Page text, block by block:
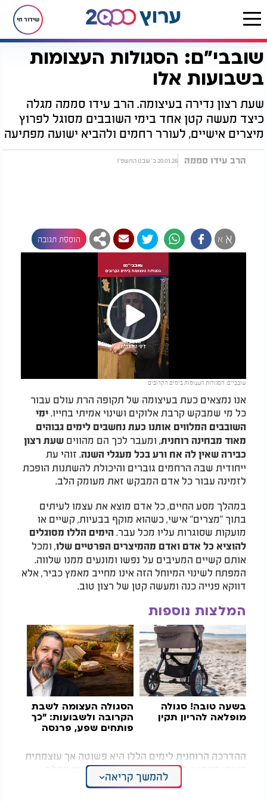
שידור חי
דף הבית יהדות סגולות שובבי"ם: הסגולות העצומות בשבועות אלו
שובבי"ם: הסגולות העצומות
בשבועות אלו
שעת רצון נדירה בעיצומה. הרב עידו סממה מגלה
כיצד מעשה קטן אחד בימי השובבים מסוגל לפרוץ
מיצרים אישיים, לעורר רחמים ולהביא ישועה מפתיעה
הרב עידו סממה 20.01.26 ב' שבט התשפ"ו
א א הוספת תגובה
Play
Video
שובבי"ם: הסגולות העצומות בימים הקרובים
אנו נמצאים כעת בעיצומה של תקופה הרת עולם עבור
כל מי שמבקש קרבת אלוקים ושינוי אמיתי בחייו.ימי
השובבים המלווים אותנו כעת נחשבים לימים גבוהים
מאוד מבחינה רוחנית, ומעבר לכך הם מהוויםשעת רצון
כבירה שאין לה אח ורע בכל מעגלי השנה. זוהי עת
ייחודית שבה הרחמים גוברים והיכולת להשתנות הופכת
לזמינה עבור כל אדם המבקש זאת מעומק הלב.
במהלך מסע החיים, כל אדם מוצא את עצמו לעיתים
בתוך "מצרים" אישי, כשהוא מוקף בבעיות, קשיים או
מועקות שסוגרות עליו מכל עבר. הימים הללו מסוגלים
להוציא כל אדם ואדם מהמיצרים הפרטיים שלו, ומכל
אותם קשיים המעיבים על נפשו ומונעים ממנו שלווה.
המפתח לשינוי המיוחל הזה אינו מחייב מאמץ כביר, אלא
דווקא פנייה כנה ומעשה קטן של רצון טוב.
המלצות נוספות
בשעה טובה! סגולה
מופלאה להריון תקין
הסגולה העצומה לשבת
הקרובה ולשבועות: "כך
פותחים שפע, פרנסה
ההדרכה הרוחנית לימים הללו היא פשוטה אך עוצמתית
כל אדם צריך לקבל על עצמו קבלה
, מעשה טוב אחד שהוא לוקח על עצמו
להמשך קריאה